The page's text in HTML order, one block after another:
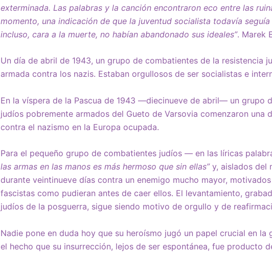
exterminada. Las palabras y la canción encontraron eco entre las
momento, una indicación de que la juventud socialista todavía
incluso, cara a la muerte, no habían abandonado sus ideales”. Marek
Un día de abril de 1943, un grupo de combatientes de la resistencia
armada contra los nazis. Estaban orgullosos de ser socialistas e
En la víspera de la Pascua de 1943 —diecinueve de abril— un grupo
judíos pobremente armados del Gueto de Varsovia comenzaron una
contra el nazismo en la Europa ocupada.
Para el pequeño grupo de combatientes judíos — en las líricas
las armas en las manos es más hermoso que sin ellas”y, aislados del
durante veintinueve días contra un enemigo mucho mayor,
fascistas como pudieran antes de caer ellos. El levantamiento,
judíos de la posguerra, sigue siendo motivo de orgullo y de
Nadie pone en duda hoy que su heroísmo jugó un papel crucial en la
el hecho que su insurrección, lejos de ser espontánea, fue producto